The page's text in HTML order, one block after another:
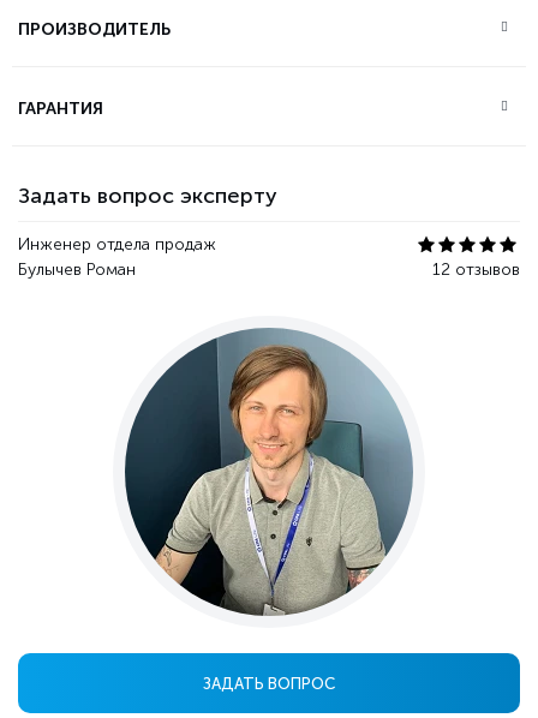
Задать вопрос эксперту
Инженер отдела продаж
Булычев Роман
12 отзывов
ЗАДАТЬ ВОПРОС
ПРОИЗВОДИТЕЛЬ
ГАРАНТИЯ